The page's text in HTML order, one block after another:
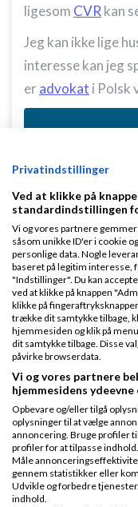
ligesom CVR kan
Jeg kan ikke lige
interesse kan jeg
er advokat i Polsk
Søren
og du skal
nummeret, hvis
Du mener jo
Privatindstillinger
Ved at klikke på
standardindstillingen
Vi og vores partnere
såsom unikke ID'er i cookie
personlige data. Nogle
baseret på legitim interesse,
"Indstillinger". Du kan
ved at klikke på knappen
klikke på
trække dit samtykke tilbage,
hjemmesiden og klik på
dit samtykke tilbage. Disse
påvirke browserdata.
Vi og vores partnere
hjemmesidens
Opbevare og/eller tilgå
oplysninger til at vælge
annoncering. Bruge profiler
profiler for at tilpasse
Måle
gennem statistikker eller
Udvikle og forbedre
indhold.